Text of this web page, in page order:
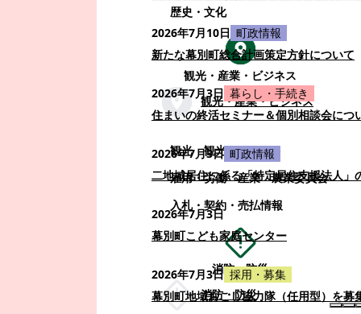
歴史・文化
観光・産業・ビジネス
観光・産業・ビジネス
観光
観光・イベント
雇用・労働
産業
農業委員会
入札・契約・売払情報
消防・防災
消防・防災
2026年7月10日 町政情報
新たな幕別町総合計画策定方針について
2026年7月3日 暮らし・手続き
住まいの終活セミナー＆個別相談会につ
2026年7月3日 町政情報
二地域居住に係る「特定居住支援法人」
2026年7月3日
幕別町こども家庭センター
2026年7月3日 採用・募集
幕別町地域おこし協力隊（任用型）を募